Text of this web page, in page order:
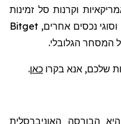
וקרנות סל זמינות
וסוגי נכסים אחרים, Bitget
הגלובלי.
שלכם, אנא בקרו כאן.
2018, היא הבורסה האוניברסלית